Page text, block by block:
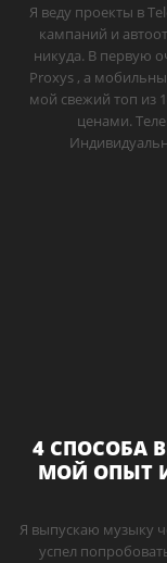
Я веду проекты в
кампаний и
никуда. В первую
Proxys , а
мой свежий топ из
ценами.
4 СПОСОБА
МОЙ ОПЫТ
Я выпускаю музыку
успел